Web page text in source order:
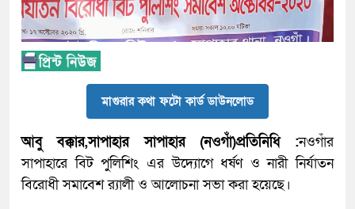
মাগুরার কথা ফটো কার্ড ডাউনলোড
আবু বক্কার,সাপাহার সাপাহার (নওগাঁ)প্রতিনিধি :নওগাঁর
সাপাহারে বিট পুলিশিং এর উদ্যোগে ধর্ষণ ও নারী নির্যাতন
বিরোধী সমা‌বেশ র‌্যালী ও আলোচনা সভা করা হয়েছে।